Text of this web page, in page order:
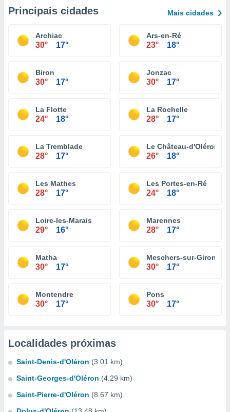
Principais cidades Mais cidades
Archiac
30° 17°
Ars-en-Ré
23° 18°
Biron
30° 17°
Jonzac
30° 17°
La Flotte
24° 18°
La Rochelle
28° 17°
La Tremblade
28° 17°
Le Château-d'Oléron
26° 18°
Les Mathes
28° 17°
Les Portes-en-Ré
24° 18°
Loire-les-Marais
29° 16°
Marennes
28° 17°
Matha
30° 17°
Meschers-sur-Gironde
30° 17°
Montendre
30° 17°
Pons
30° 17°
Localidades próximas
Saint-Denis-d'Oléron (3.01 km)
Saint-Georges-d'Oléron (4.29 km)
Saint-Pierre-d'Oléron (8.67 km)